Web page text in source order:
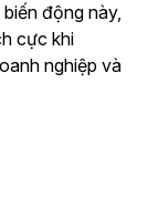
động này,
cực khi
nghiệp và